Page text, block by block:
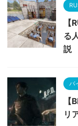
【
る
説
バ
【
リ